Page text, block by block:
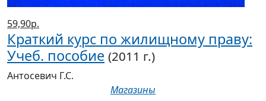
59,90р.
Краткий курс по жилищному праву:
Учеб. пособие (2011 г.)
Антосевич Г.С.
Магазины